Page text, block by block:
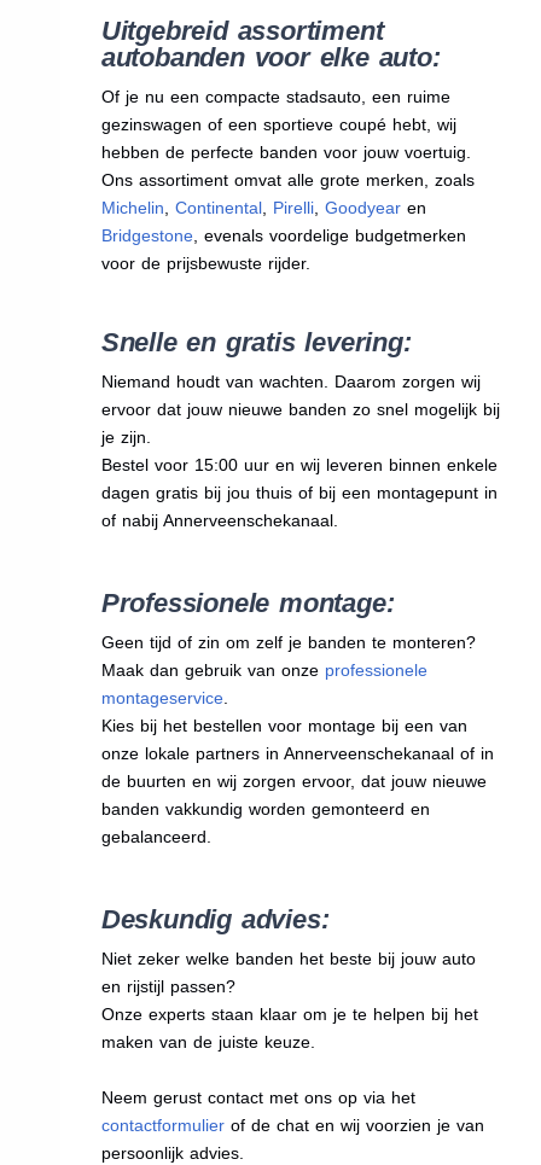
Uitgebreid assortiment
autobanden voor elke auto:
Of je nu een compacte stadsauto, een ruime
gezinswagen of een sportieve coupé hebt, wij
hebben de perfecte banden voor jouw voertuig.
Ons assortiment omvat alle grote merken, zoals
Michelin, Continental, Pirelli, Goodyearen
Bridgestone, evenals voordelige budgetmerken
voor de prijsbewuste rijder.
Snelle en gratis levering:
Niemand houdt van wachten. Daarom zorgen wij
ervoor dat jouw nieuwe banden zo snel mogelijk bij
je zijn.
Bestel voor 15:00 uur en wij leveren binnen enkele
dagen gratis bij jou thuis of bij een montagepunt in
of nabij Annerveenschekanaal.
Professionele montage:
Geen tijd of zin om zelf je banden te monteren?
Maak dan gebruik van onze professionele
montageservice.
Kies bij het bestellen voor montage bij een van
onze lokale partners in Annerveenschekanaal of in
de buurten en wij zorgen ervoor, dat jouw nieuwe
banden vakkundig worden gemonteerd en
gebalanceerd.
Deskundig advies:
Niet zeker welke banden het beste bij jouw auto
en rijstijl passen?
Onze experts staan klaar om je te helpen bij het
maken van de juiste keuze.
Neem gerust contact met ons op via het
contactformulierof de chat en wij voorzien je van
persoonlijk advies.